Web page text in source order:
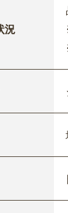
況